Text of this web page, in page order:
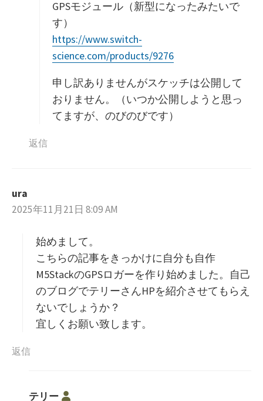
GPSモジュール（新型になったみたいで
す）
https://www.switch-
science.com/products/9276
申し訳ありませんがスケッチは公開して
おりません。（いつか公開しようと思っ
てますが、のびのびです）
返信
ura
り
2025年11月21日 8:09 AM
始めまして。
こちらの記事をきっかけに自分も自作
M5StackのGPSロガーを作り始めました。自己
のブログでテリーさんHPを紹介させてもらえ
ないでしょうか？
宜しくお願い致します。
返信
テリー